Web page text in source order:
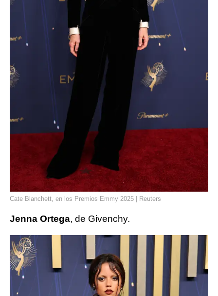
Cate Blanchett, en los Premios Emmy 2025 | Reuters
Jenna Ortega, de Givenchy.